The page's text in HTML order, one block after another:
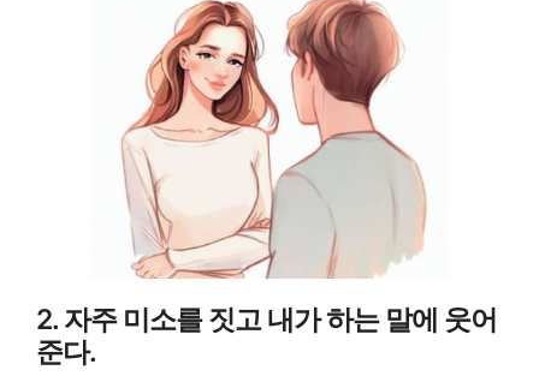
2. 자주 미소를 짓고 내가 하는 말에 웃어
준다.